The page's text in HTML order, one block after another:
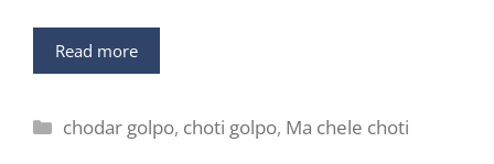
Read more
Categories
chodar golpo, choti golpo, Ma chele choti